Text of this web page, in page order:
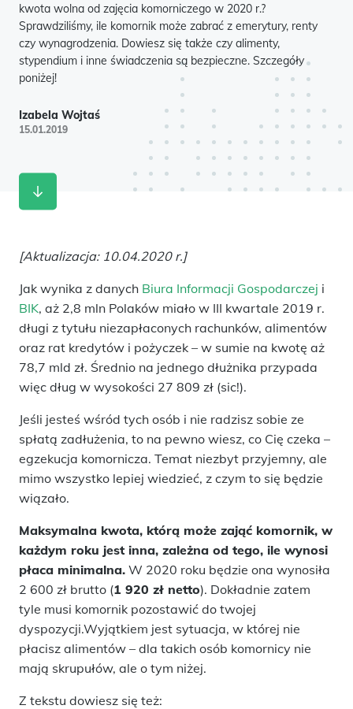
kwota wolna od zajęcia komorniczego w 2020 r.?
Sprawdziliśmy, ile komornik może zabrać z emerytury, renty
czy wynagrodzenia. Dowiesz się także czy alimenty,
stypendium i inne świadczenia są bezpieczne. Szczegóły
poniżej!
Izabela Wojtaś
15.01.2019
[Aktualizacja: 10.04.2020 r.]
Jak wynika z danych Biura Informacji Gospodarczej i
BIK, aż 2,8 mln Polaków miało w III kwartale 2019 r.
długi z tytułu niezapłaconych rachunków, alimentów
oraz rat kredytów i pożyczek – w sumie na kwotę aż
78,7 mld zł. Średnio na jednego dłużnika przypada
więc dług w wysokości 27 809 zł (sic!).
Jeśli jesteś wśród tych osób i nie radzisz sobie ze
spłatą zadłużenia, to na pewno wiesz, co Cię czeka –
egzekucja komornicza. Temat niezbyt przyjemny, ale
mimo wszystko lepiej wiedzieć, z czym to się będzie
wiązało.
Maksymalna kwota, którą może zająć komornik, w
każdym roku jest inna, zależna od tego, ile wynosi
płaca minimalna. W 2020 roku będzie ona wynosiła
2 600 zł brutto (1 920 zł netto). Dokładnie zatem
tyle musi komornik pozostawić do twojej
dyspozycji.Wyjątkiem jest sytuacja, w której nie
płacisz alimentów – dla takich osób komornicy nie
mają skrupułów, ale o tym niżej.
Z tekstu dowiesz się też: